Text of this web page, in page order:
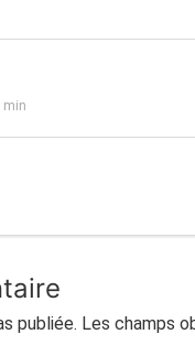
min
publiée. Les champs